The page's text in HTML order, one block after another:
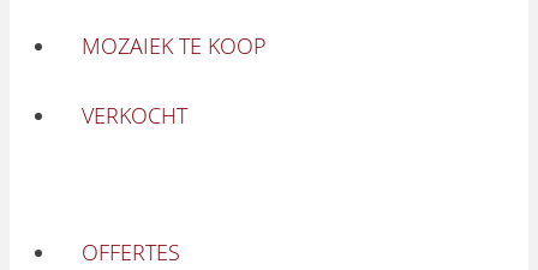
MOZAIEK TE KOOP
VERKOCHT
OFFERTES